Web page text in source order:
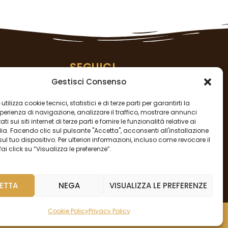
Gestisci Consenso
utilizza cookie tecnici, statistici e di terze parti per garantirti la
di navigazione, analizzare il traffico, mostrare annunci
sui siti internet di terze parti e fornire le funzionalità relative ai
Facendo clic sul pulsante "Accetta", acconsenti all'installazione
tuo dispositivo. Per ulteriori informazioni, incluso come revocare il
click su “Visualizza le preferenze”.
NEGA VISUALIZZA LE PREFERENZE
Cookie PolicyPrivacy Policy
SEGUICI